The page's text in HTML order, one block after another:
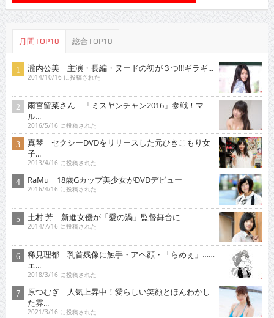
月間TOP10 総合TOP10
瀧内公美 主演・長編・ヌードの初が３つ!!!ギラギ...
2014/10/16 に投稿された
雨宮留菜さん 「ミスヤンチャン2016」参戦！マ
ル...
2016/5/16 に投稿された
真琴 セクシーDVDをリリースした元ひきこもり女
子...
2013/4/16 に投稿された
RaMu 18歳Gカップ美少女がDVDデビュー
2016/4/16 に投稿された
土村 芳 新進女優が「愛の渦」監督舞台に
2014/7/16 に投稿された
稀見理都 乳首残像に触手・アヘ顔・「らめぇ」……
エ...
2018/3/16 に投稿された
原つむぎ 人気上昇中！愛らしい笑顔とほんわかし
た雰...
2021/3/16 に投稿された